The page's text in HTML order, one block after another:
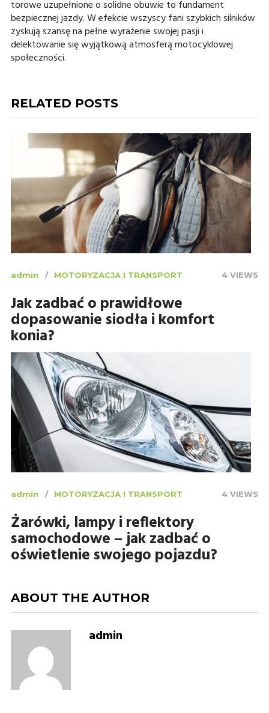
torowe uzupełnione o solidne obuwie to fundament
bezpiecznej jazdy. W efekcie wszyscy fani szybkich silników
zyskują szansę na pełne wyrażenie swojej pasji i
delektowanie się wyjątkową atmosferą motocyklowej
społeczności.
RELATED POSTS
admin MOTORYZACJA I TRANSPORT 4 VIEWS
Jak zadbać o prawidłowe
dopasowanie siodła i komfort
konia?
admin MOTORYZACJA I TRANSPORT 4 VIEWS
Żarówki, lampy i reflektory
samochodowe – jak zadbać o
oświetlenie swojego pojazdu?
ABOUT THE AUTHOR
admin